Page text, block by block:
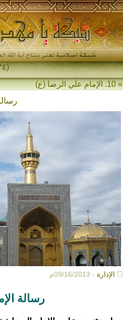
(٤٢٤) إِذَا قَامَ قَائِمُ آلِ مُحَمَّدٍ، جَمَعَ اللهُ لَهُ أَهْلَ المَشْرِقِ وَأَهْلَ الم_
» 10. الإمام علي الرضا (ع)
الإدارة - 09/16/2013م
رسالة